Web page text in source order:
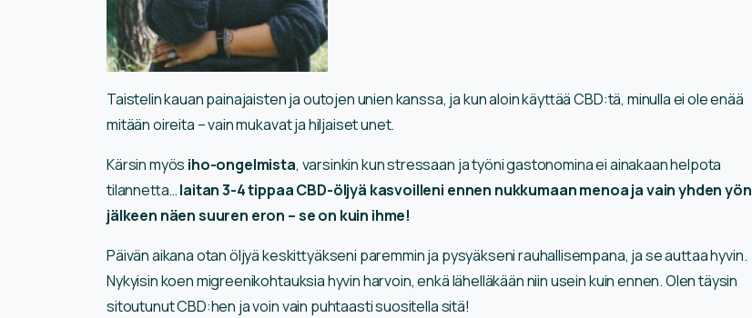
Taistelin kauan painajaisten ja outojen unien kanssa, ja kun aloin käyttää CBD:tä, minulla ei ole enää
mitään oireita – vain mukavat ja hiljaiset unet.
Kärsin myös iho-ongelmista, varsinkin kun stressaan ja työni gastonomina ei ainakaan helpota
tilannetta…laitan 3-4 tippaa CBD-öljyä kasvoilleni ennen nukkumaan menoa ja vain yhden yön
jälkeen näen suuren eron – se on kuin ihme!
Päivän aikana otan öljyä keskittyäkseni paremmin ja pysyäkseni rauhallisempana, ja se auttaa hyvin.
Nykyisin koen migreenikohtauksia hyvin harvoin, enkä lähelläkään niin usein kuin ennen. Olen täysin
sitoutunut CBD:hen ja voin vain puhtaasti suositella sitä!